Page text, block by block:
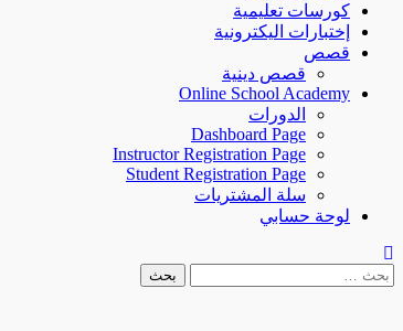
كورسات تعليمية
إختبارات اليكترونية
قصص
قصص دينية
Online School Academy
الدورات
Dashboard Page
Instructor Registration Page
Student Registration Page
سلة المشتريات
لوحة حسابي
البحث